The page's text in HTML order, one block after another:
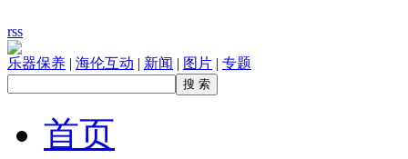
rss
乐器保养 | 海伦互动 | 新闻 | 图片 | 专题
首页